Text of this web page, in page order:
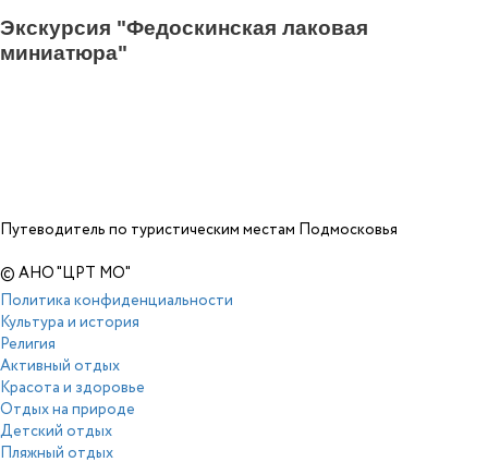
Экскурсия "Федоскинская лаковая
миниатюра"
Путеводитель по туристическим местам Подмосковья
© АНО "ЦРТ МО"
Политика конфиденциальности
Культура и история
Религия
Активный отдых
Красота и здоровье
Отдых на природе
Детский отдых
Пляжный отдых